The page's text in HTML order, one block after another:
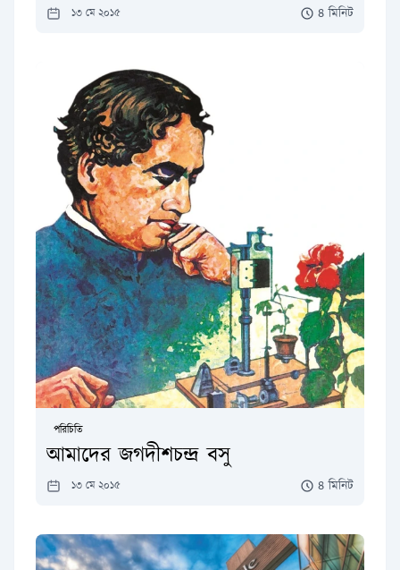
১৩ মে ২০১৫ ৪ মিনিট
পরিচিতি
আমাদের জগদীশচন্দ্র বসু
১৩ মে ২০১৫ ৪ মিনিট